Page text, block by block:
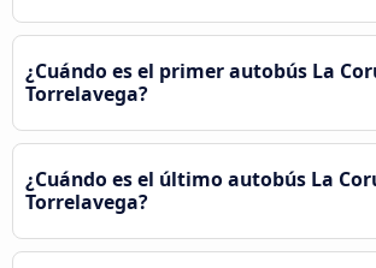
¿Cuándo es el primer autobús La
Torrelavega?
¿Cuándo es el último autobús La
Torrelavega?